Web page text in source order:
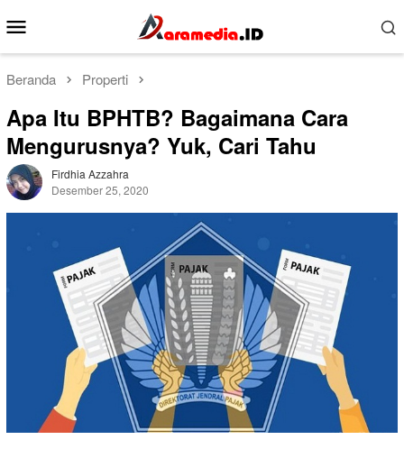
ke
kontenMobile
Beranda Properti
Apa Itu BPHTB? Bagaimana Cara
Mengurusnya? Yuk, Cari Tahu
Firdhia Azzahra
Desember 25, 2020